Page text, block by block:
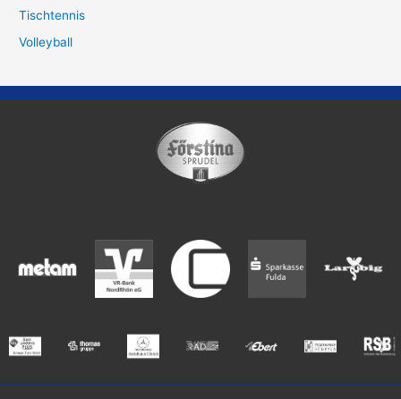
Tischtennis
Volleyball